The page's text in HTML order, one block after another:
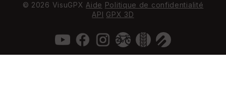
© 2026 VisuGPX Aide Politique de confidentialité
API GPX 3D